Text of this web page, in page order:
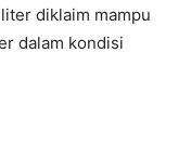
diklaim mampu
dalam kondisi